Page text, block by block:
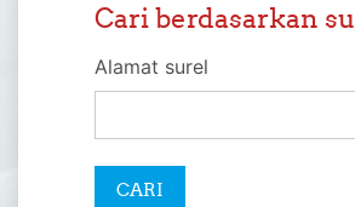
Cari berdasarkan surel
Cari berdasarkan
Alamat surel